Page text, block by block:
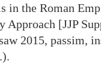
in the Roman
Approach [JJP
2015, passim,